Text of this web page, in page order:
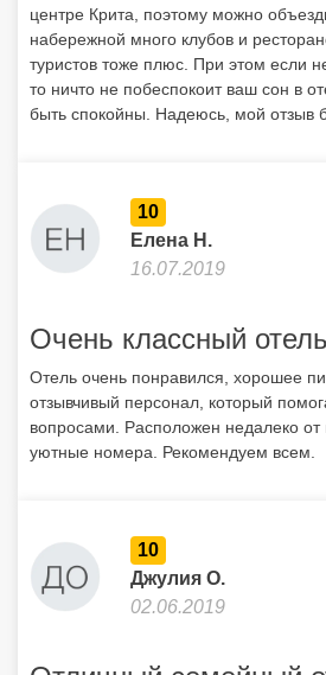
центре Крита, поэтому можно
набережной много клубов и
туристов тоже плюс. При этом если
то ничто не побеспокоит ваш сон в
быть спокойны. Надеюсь, мой отзыв
10
Елена Н.
16.07.2019
Очень классный отель
Отель очень понравился, хорошее
отзывчивый персонал, который
вопросами. Расположен недалеко
уютные номера. Рекомендуем всем.
10
Джулия О.
02.06.2019